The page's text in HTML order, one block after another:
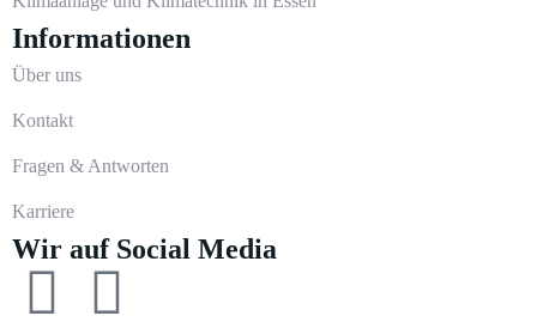
Informationen
Über uns
Kontakt
Fragen & Antworten
Karriere
Wir auf Social Media